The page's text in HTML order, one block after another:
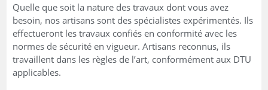
Quelle que soit la nature des travaux dont vous avez
besoin, nos artisans sont des spécialistes expérimentés. Ils
effectueront les travaux confiés en conformité avec les
normes de sécurité en vigueur. Artisans reconnus, ils
travaillent dans les règles de l’art, conformément aux DTU
applicables.